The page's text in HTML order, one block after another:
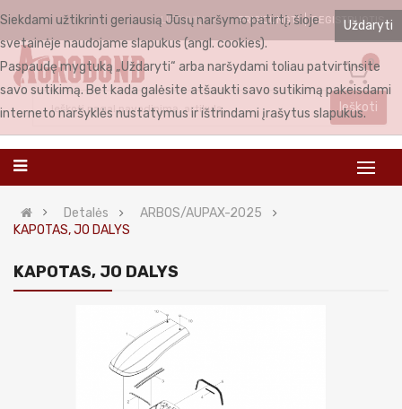
LIETUVIŲ PRISIJUNGTI REGISTRUOTIS
0
Ieškoti
Detalės
ARBOS/AUPAX-2025
KAPOTAS, JO DALYS
KAPOTAS, JO DALYS
Uždaryti
Siekdami užtikrinti geriausią Jūsų naršymo patirtį, šioje
svetainėje naudojame slapukus (angl. cookies).
Paspaudę mygtuką „Uždaryti“ arba naršydami toliau patvirtinsite
savo sutikimą. Bet kada galėsite atšaukti savo sutikimą pakeisdami
interneto naršyklės nustatymus ir ištrindami įrašytus slapukus.